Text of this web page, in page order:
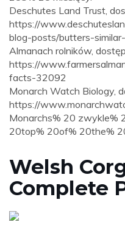
Deschutes Land Trust,
https://
blog-posts/butters-
Almanach rolników,
https://
facts-32092
Monarch Watch Biology,
https://
Monarchs% 20 zwykle%
20top% 20of% 20the%
Welsh
Complete